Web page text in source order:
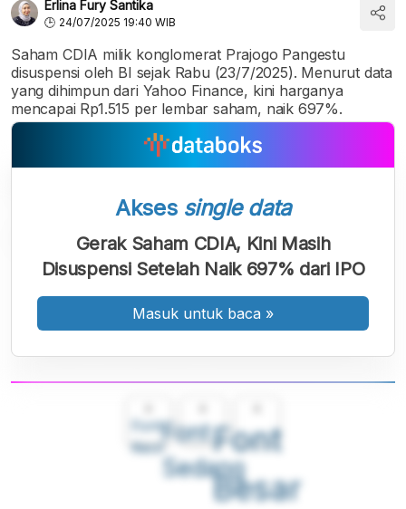
Erlina Fury Santika
24/07/2025 19:40 WIB
Saham CDIA milik konglomerat Prajogo Pangestu
disuspensi oleh BI sejak Rabu (23/7/2025). Menurut data
yang dihimpun dari Yahoo Finance, kini harganya
mencapai Rp1.515 per lembar saham, naik 697%.
Font
Kecil
Font
Sedang
Font
Besar
Akses single data
Gerak Saham CDIA, Kini Masih
Disuspensi Setelah Naik 697% dari IPO
Masuk untuk baca »